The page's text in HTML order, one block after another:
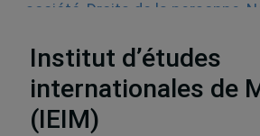
société Droits de la personne
Institut d’études
internationales de
(IEIM)